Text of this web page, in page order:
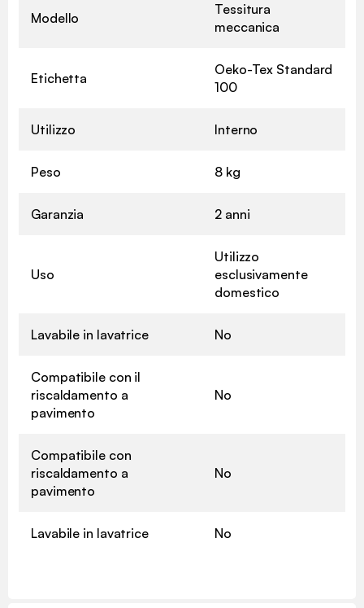
Modello
Tessitura
meccanica
Etichetta
Oeko-Tex Standard
100
Utilizzo Interno
Peso 8 kg
Garanzia 2 anni
Uso
Utilizzo
esclusivamente
domestico
Lavabile in lavatrice No
Compatibile con il
riscaldamento a
pavimento
No
Compatibile con
riscaldamento a
pavimento
No
Lavabile in lavatrice No